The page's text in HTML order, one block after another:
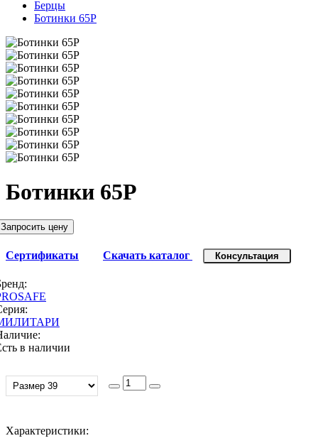
Берцы
Ботинки 65Р
Ботинки 65Р
Запросить цену
Сертификаты Скачать каталог Консультация
в наличии
Характеристики: